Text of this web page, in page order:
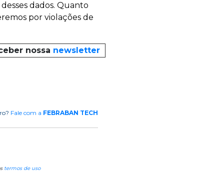
dados. Quanto
por violações de
nossa newsletter
Fale com a FEBRABAN TECH
termos de uso